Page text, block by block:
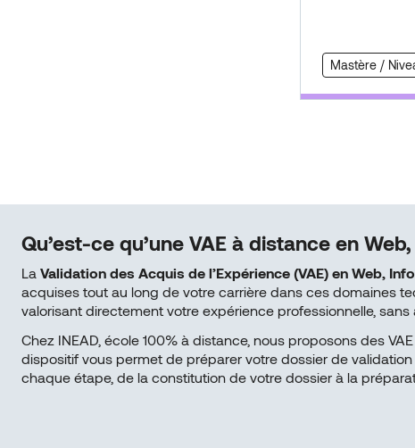
Mastère /
Qu’est-ce qu’une VAE à distance en
La Validation des Acquis de l’Expérience (VAE) en Web,
acquises tout au long de votre carrière dans ces domaines
valorisant directement votre expérience professionnelle,
Chez INEAD, école 100% à distance, nous proposons des
dispositif vous permet de préparer votre dossier de
chaque étape, de la constitution de votre dossier à la